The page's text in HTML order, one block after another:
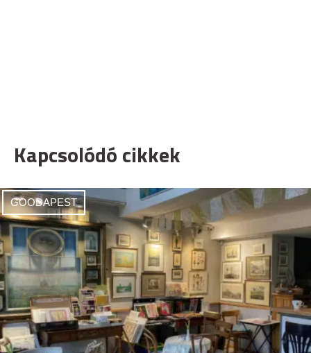
Kapcsolódó cikkek
GOODAPEST